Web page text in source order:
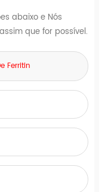
abaixo e Nós
que for possível.
Ferritin